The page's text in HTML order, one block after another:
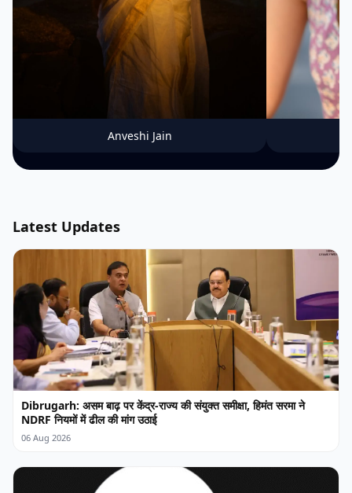
Anveshi Jain
Latest Updates
Dibrugarh: असम बाढ़ पर केंद्र-राज्य की संयुक्त समीक्षा, हिमंत सरमा ने
NDRF नियमों में ढील की मांग उठाई
06 Aug 2026